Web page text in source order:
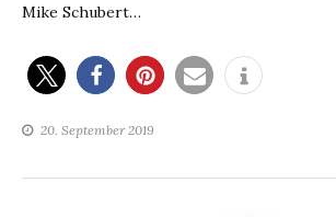
Mike Schubert…
20. September 2019